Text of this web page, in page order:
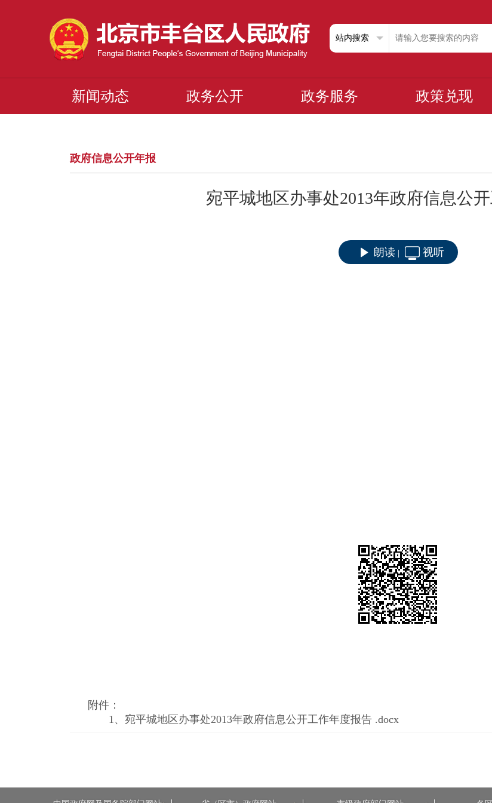
新闻动态 政务公开 政务服务 政策兑现
政府信息公开年报
宛平城地区办事处2013年政府信息公
朗读 视听
附件：
1、 宛平城地区办事处2013年政府信息公开工作年度报告 .docx